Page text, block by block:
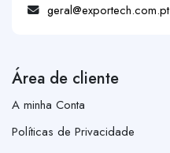
geral@exportech.com.pt
Área de cliente
A minha Conta
Políticas de Privacidade